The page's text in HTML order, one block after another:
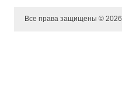
Все права защищены © 2026